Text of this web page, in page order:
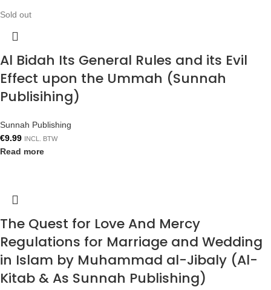
Sold out
Al Bidah Its General Rules and its Evil
Effect upon the Ummah (Sunnah
Publisihing)
Sunnah Publishing
€9.99 INCL. BTW
Read more
The Quest for Love And Mercy
Regulations for Marriage and Wedding
in Islam by Muhammad al-Jibaly (Al-
Kitab & As Sunnah Publishing)